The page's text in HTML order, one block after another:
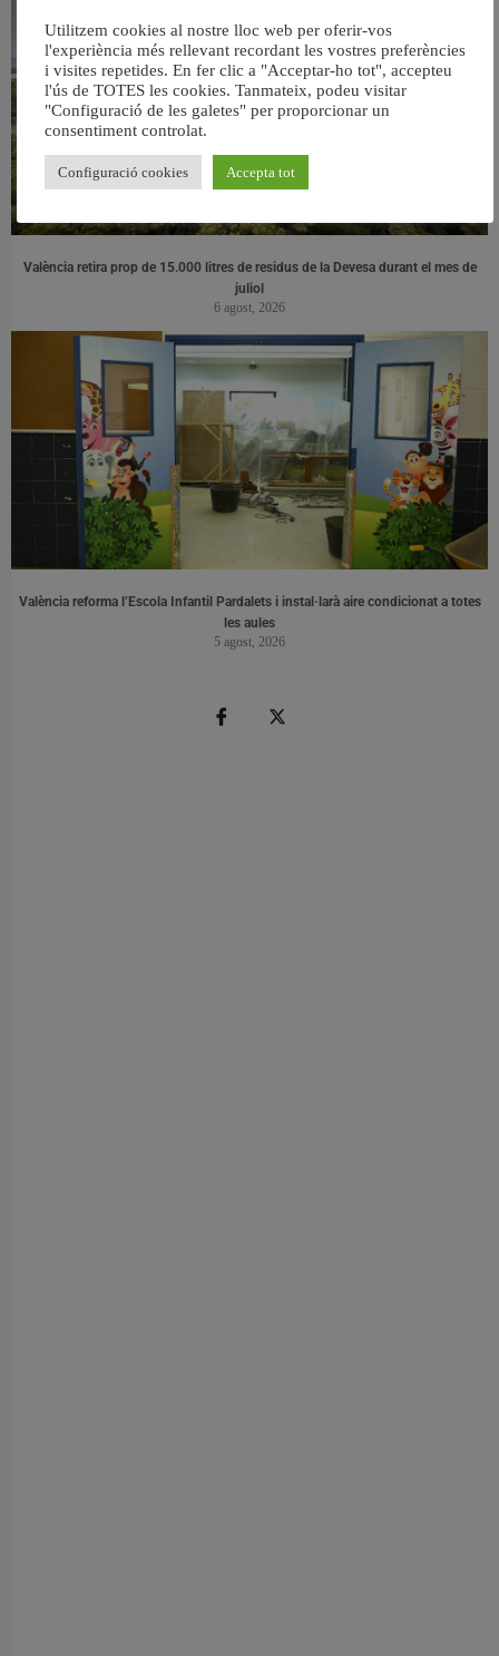
València retira prop de 15.000 litres de residus de la Devesa durant el mes de
juliol
6 agost, 2026
València reforma l’Escola Infantil Pardalets i instal·larà aire condicionat a totes
les aules
5 agost, 2026
Utilitzem cookies al nostre lloc web per oferir-vos
l'experiència més rellevant recordant les vostres preferències
i visites repetides. En fer clic a "Acceptar-ho tot", accepteu
l'ús de TOTES les cookies. Tanmateix, podeu visitar
"Configuració de les galetes" per proporcionar un
consentiment controlat.
Configuració cookies Accepta tot